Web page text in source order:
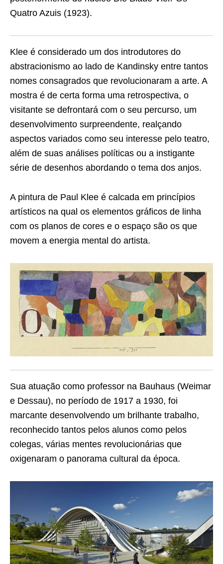
Quatro Azuis (1923).
Klee é considerado um dos introdutores do
abstracionismo ao lado de Kandinsky entre tantos
nomes consagrados que revolucionaram a arte. A
mostra é de certa forma uma retrospectiva, o
visitante se defrontará com o seu percurso, um
desenvolvimento surpreendente, realçando
aspectos variados como seu interesse pelo teatro,
além de suas análises políticas ou a instigante
série de desenhos abordando o tema dos anjos.
A pintura de Paul Klee é calcada em princípios
artísticos na qual os elementos gráficos de linha
com os planos de cores e o espaço são os que
movem a energia mental do artista.
Sua atuação como professor na Bauhaus (Weimar
e Dessau), no período de 1917 a 1930, foi
marcante desenvolvendo um brilhante trabalho,
reconhecido tantos pelos alunos como pelos
colegas, várias mentes revolucionárias que
oxigenaram o panorama cultural da época.